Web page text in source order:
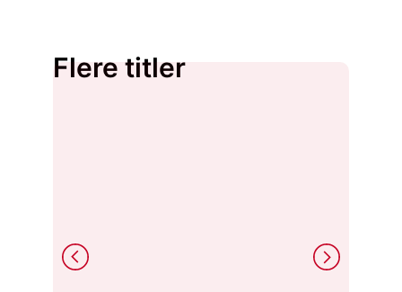
Flere titler